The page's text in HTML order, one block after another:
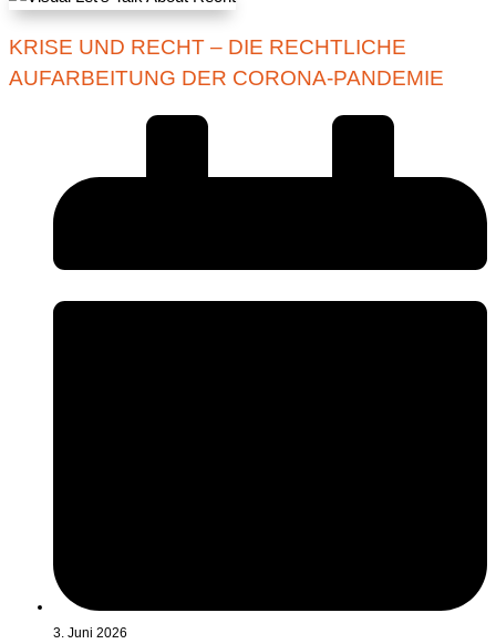
KRISE UND RECHT – DIE RECHTLICHE
AUFARBEITUNG DER CORONA-PANDEMIE
3. Juni 2026